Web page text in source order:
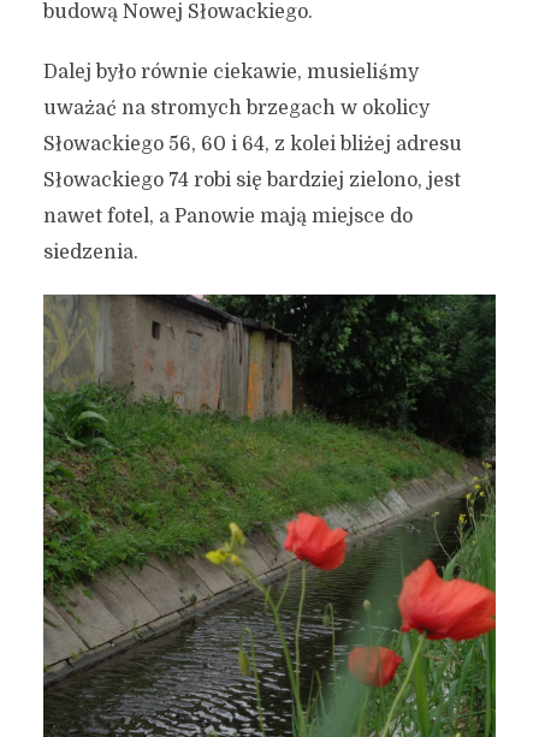
budową Nowej Słowackiego.
Dalej było równie ciekawie, musieliśmy
uważać na stromych brzegach w okolicy
Słowackiego 56, 60 i 64, z kolei bliżej adresu
Słowackiego 74 robi się bardziej zielono, jest
nawet fotel, a Panowie mają miejsce do
siedzenia.